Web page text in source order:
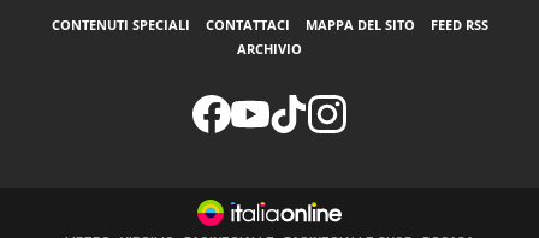
CONTENUTI SPECIALI CONTATTACI MAPPA DEL SITO
FEED RSS
ARCHIVIO